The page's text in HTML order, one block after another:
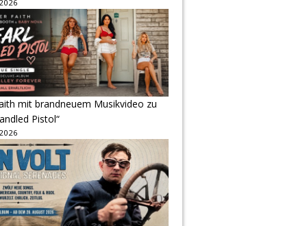
mit brandneuem Musikvideo zu
Pistol“